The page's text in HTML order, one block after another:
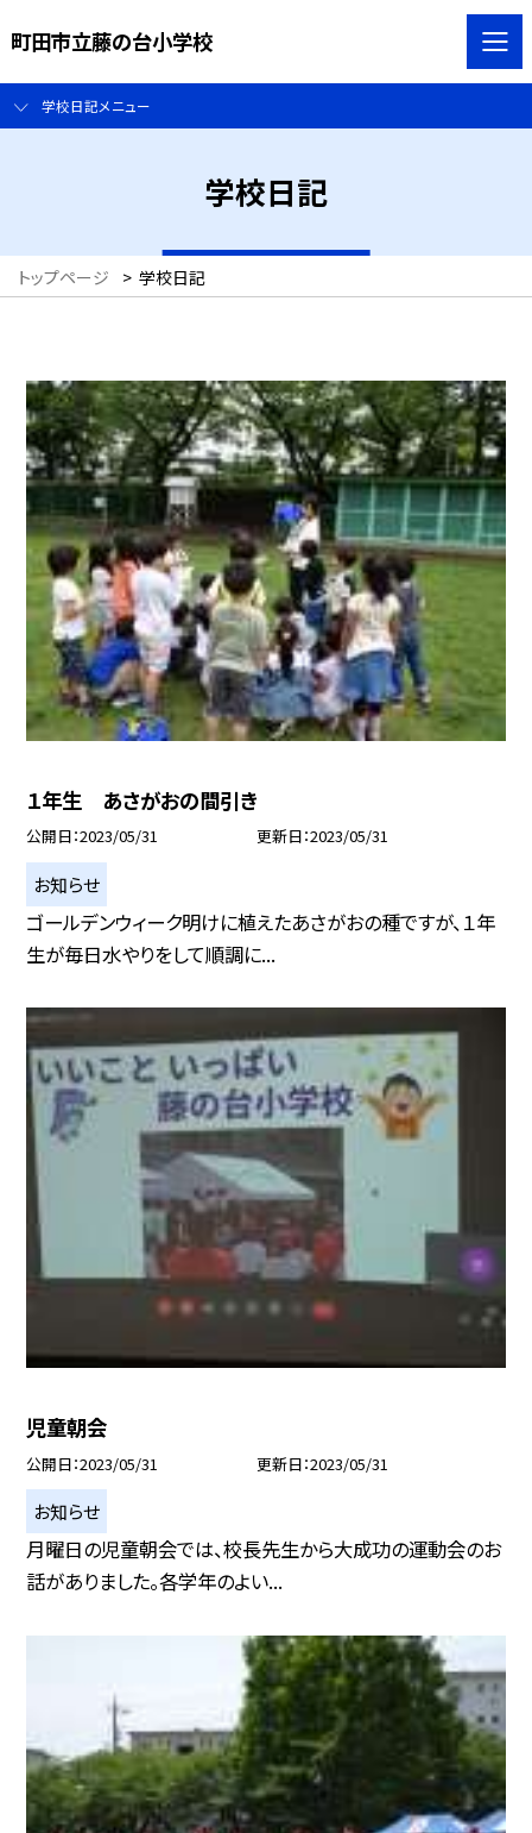
町田市立藤の台小学校
学校日記メニュー
学校日記
トップページ > 学校日記
１年生 あさがおの間引き
公開日 2023/05/31 更新日 2023/05/31
お知らせ
ゴールデンウィーク明けに植えたあさがおの種ですが、１年
生が毎日水やりをして順調に...
児童朝会
公開日 2023/05/31 更新日 2023/05/31
お知らせ
月曜日の児童朝会では、校長先生から大成功の運動会のお
話がありました。各学年のよい...